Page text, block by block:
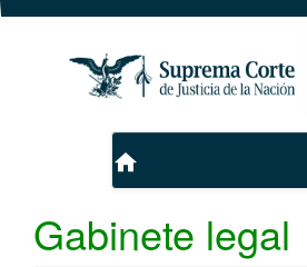
home
Gabinete legal